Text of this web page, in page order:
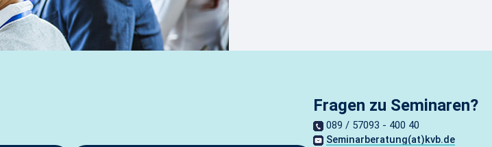
Fragen zu Seminaren?
089 / 57093 - 400 40
Seminarberatung(at)kvb.de